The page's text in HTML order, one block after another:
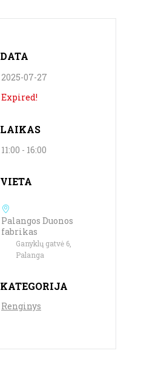
DATA
2025-07-27
Expired!
LAIKAS
11:00 - 16:00
VIETA
Palangos Duonos
fabrikas
Ganyklų gatvė 6,
Palanga
KATEGORIJA
Renginys